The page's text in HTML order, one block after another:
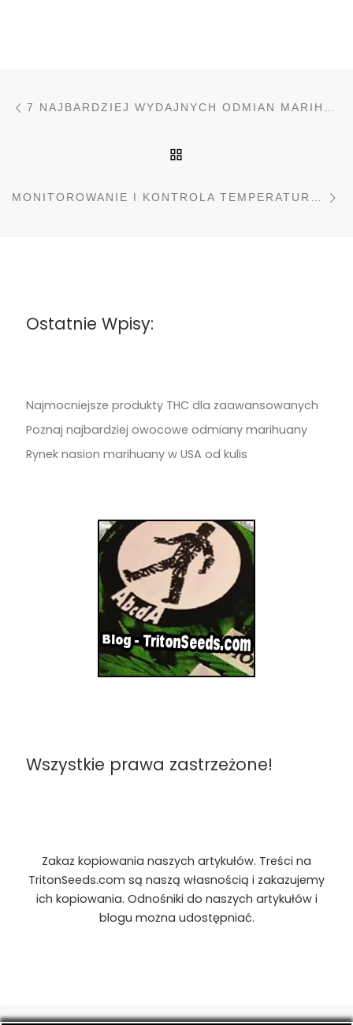
Nawigacja wpisu 7 NAJBARDZIEJ WYDAJNYCH ODMIAN MARIHUANY
MONITOROWANIE I KONTROLA TEMPERATURY LIŚCI
Ostatnie Wpisy:
Najmocniejsze produkty THC dla zaawansowanych
Poznaj najbardziej owocowe odmiany marihuany
Rynek nasion marihuany w USA od kulis
Wszystkie prawa zastrzeżone!
Zakaz kopiowania naszych artykułów. Treści na
TritonSeeds.com są naszą własnością i zakazujemy
ich kopiowania. Odnośniki do naszych artykułów i
blogu można udostępniać.